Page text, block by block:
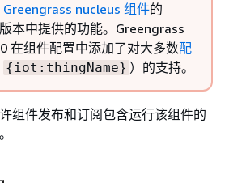
Greengrass nucleus 组件的
本中提供的功能。Greengrass
在组件配置中添加了对大多数配
{iot:thingName} ）的支持。
组件发布和订阅包含运行该组件的